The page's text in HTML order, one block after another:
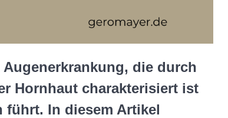
die durch
Hornhaut charakterisiert ist
führt. In diesem Artikel